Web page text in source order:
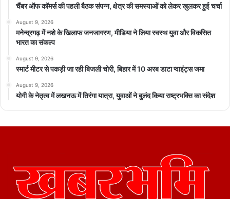
चैंबर ऑफ कॉमर्स की पहली बैठक संपन्न, क्षेत्र की समस्याओं को लेकर खुलकर हुई चर्चा
August 9, 2026
मनेन्द्रगढ़ में नशे के खिलाफ जनजागरण, मीडिया ने लिया स्वस्थ युवा और विकसित
भारत का संकल्प
August 9, 2026
स्मार्ट मीटर से पकड़ी जा रही बिजली चोरी, बिहार में 10 अरब डाटा प्वाइंट्स जमा
August 9, 2026
योगी के नेतृत्व में लखनऊ में तिरंगा यात्रा, युवाओं ने बुलंद किया राष्ट्रभक्ति का संदेश